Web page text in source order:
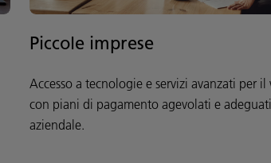
Piccole imprese
Accesso a tecnologie e servizi avanzati per il
con piani di pagamento agevolati e
aziendale.